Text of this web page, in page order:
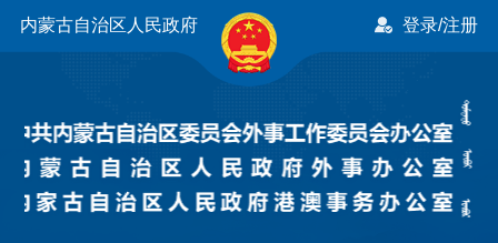
内蒙古自治区人民政府 登录/注册